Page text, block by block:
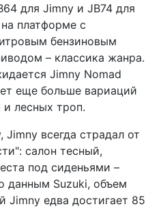
для Jimny и JB74 для
платформе с
бензиновым
– классика жанра.
Jimny Nomad
еще больше вариаций
и лесных троп.
всегда страдал от
салон тесный,
под сиденьями –
данным Suzuki, объем
Jimny едва достигает 85